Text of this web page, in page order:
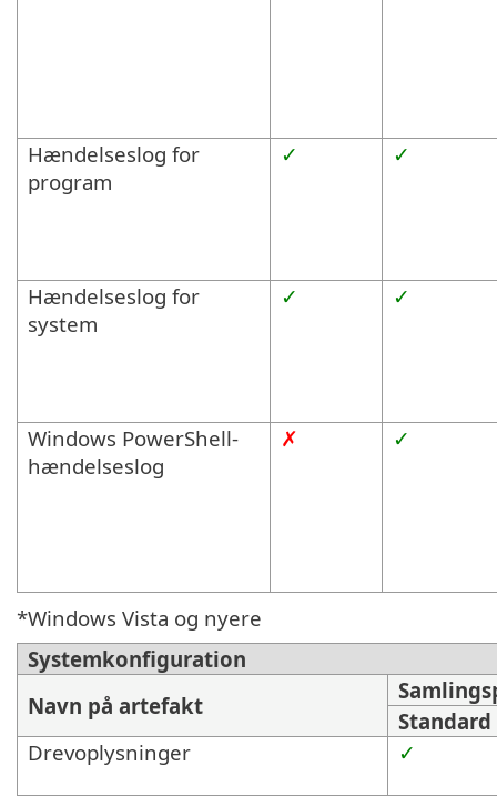
Hændelseslog for
program
✓ ✓
Hændelseslog for
system
✓ ✓
Windows PowerShell-
hændelseslog
✗ ✓
*Windows Vista og nyere
Systemkonfiguration
Navn på artefakt
Standard
Drevoplysninger
✓